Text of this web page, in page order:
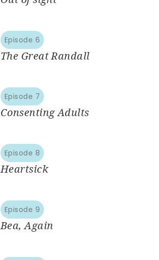
Episode 6
The Great Randall
Episode 7
Consenting Adults
Episode 8
Heartsick
Episode 9
Bea, Again